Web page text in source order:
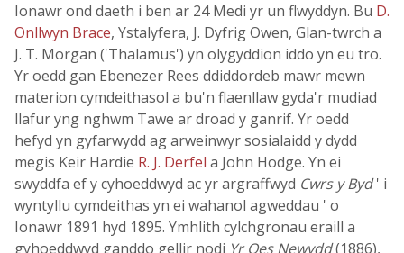
Ionawr ond daeth i ben ar 24 Medi yr un flwyddyn. Bu D.
Onllwyn Brace, Ystalyfera, J. Dyfrig Owen, Glan-twrch a
J. T. Morgan ('Thalamus') yn olygyddion iddo yn eu tro.
Yr oedd gan Ebenezer Rees ddiddordeb mawr mewn
materion cymdeithasol a bu'n flaenllaw gyda'r mudiad
llafur yng nghwm Tawe ar droad y ganrif. Yr oedd
hefyd yn gyfarwydd ag arweinwyr sosialaidd y dydd
megis Keir Hardie R. J. Derfel a John Hodge. Yn ei
swyddfa ef y cyhoeddwyd ac yr argraffwyd Cwrs y Byd' i
wyntyllu cymdeithas yn ei wahanol agweddau ' o
Ionawr 1891 hyd 1895. Ymhlith cylchgronau eraill a
gyhoeddwyd ganddo gellir nodi Yr Oes Newydd(1886),